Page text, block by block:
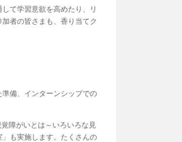
て学習意欲を高めたり、リ
者の皆さまも、香り当てク
備、インターンシップでの
障がいとは～いろいろな見
も実施します。たくさんの